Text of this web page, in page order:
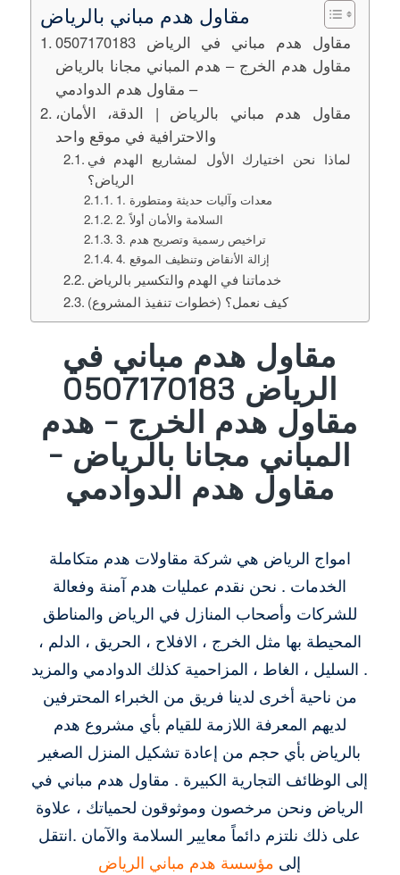
مقاول هدم مباني بالرياض
مقاول هدم مباني في الرياض 0507170183
مقاول هدم الخرج – هدم المباني مجانا بالرياض
– مقاول هدم الدوادمي
مقاول هدم مباني بالرياض | الدقة، الأمان،
والاحترافية في موقع واحد
لماذا نحن اختيارك الأول لمشاريع الهدم في
الرياض؟
1. معدات وآليات حديثة ومتطورة
2. السلامة والأمان أولاً
3. تراخيص رسمية وتصريح هدم
4. إزالة الأنقاض وتنظيف الموقع
خدماتنا في الهدم والتكسير بالرياض
كيف نعمل؟ (خطوات تنفيذ المشروع)
مقاول هدم مباني في
الرياض 0507170183
مقاول هدم الخرج – هدم
المباني مجانا بالرياض –
مقاول هدم الدوادمي
امواج الرياض هي شركة مقاولات هدم متكاملة
الخدمات . نحن نقدم عمليات هدم آمنة وفعالة
للشركات وأصحاب المنازل في الرياض والمناطق
المحيطة بها مثل الخرج ، الافلاح ، الحريق ، الدلم ،
السليل ، الغاط ، المزاحمية كذلك الدوادمي والمزيد .
من ناحية أخرى لدينا فريق من الخبراء المحترفين
لديهم المعرفة اللازمة للقيام بأي مشروع هدم
بالرياض بأي حجم من إعادة تشكيل المنزل الصغير
إلى الوظائف التجارية الكبيرة . مقاول هدم مباني في
الرياض ونحن مرخصون وموثوقون لحمياتك ، علاوة
على ذلك نلتزم دائماً معايير السلامة والآمان .انتقل
إلى مؤسسة هدم مباني الرياض